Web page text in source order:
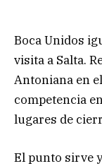
Boca Unidos
visita a Salta.
Antoniana en
competencia
lugares de
El punto sirve